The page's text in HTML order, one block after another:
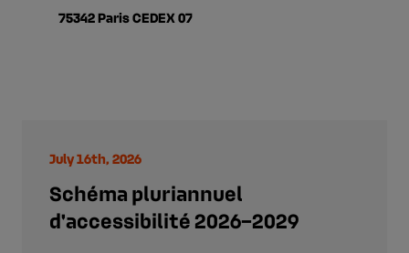
75342 Paris CEDEX 07
July 16th, 2026
Schéma pluriannuel
d'accessibilité 2026–2029